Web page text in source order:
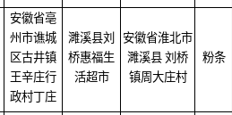
安徽省亳
州市谯城
区古井镇
王辛庄行
政村丁庄
濉溪县刘
桥惠福生
活超市
安徽省淮北市
濉溪县 刘桥
镇周大庄村
粉条